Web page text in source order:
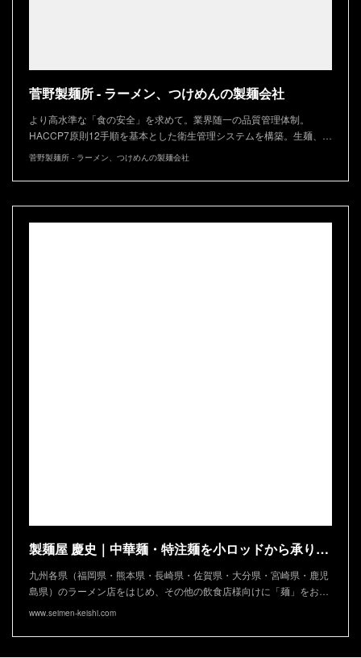
菅野製麺所 - ラーメン、つけめんの製麺会社
より高水準な「食の安全」を求めて。業界随一の品質管理体制。
HACCP7原則12手順を基本とした衛生管理システムを構築。生麺、…
菅野製麺所 - ラーメン、つけめんの製麺会社
製麺屋 慶史｜中華麺・特注麺を小ロッドから承ります
九州各県（福岡県・熊本県・長崎県・佐賀県・大分県・宮崎県・鹿児
島県）のラーメン店をはじめ、その他の飲食店様向けに「麺」をお…
www.seimen-keishi.com